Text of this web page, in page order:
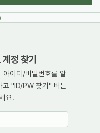
정 찾기
아이디/비밀번호를 알
고 "ID/PW 찾기" 버튼
요.